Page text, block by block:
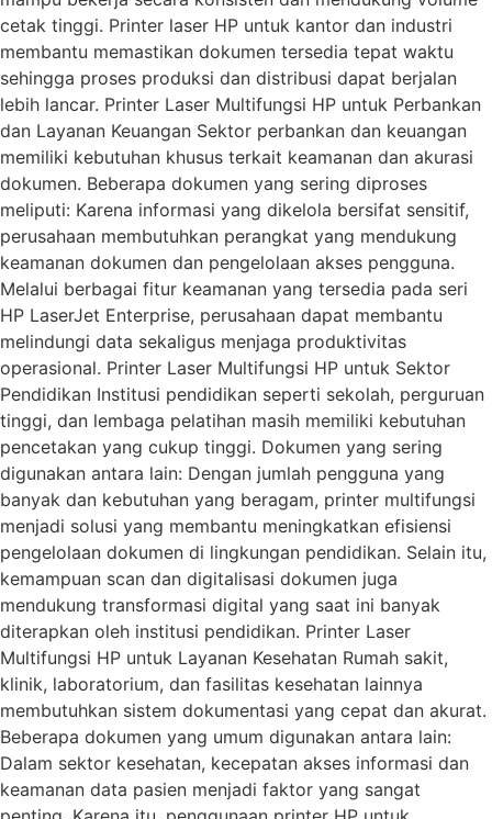
cetak tinggi. Printer laser HP untuk kantor dan industri
membantu memastikan dokumen tersedia tepat waktu
sehingga proses produksi dan distribusi dapat berjalan
lebih lancar. Printer Laser Multifungsi HP untuk Perbankan
dan Layanan Keuangan Sektor perbankan dan keuangan
memiliki kebutuhan khusus terkait keamanan dan akurasi
dokumen. Beberapa dokumen yang sering diproses
meliputi: Karena informasi yang dikelola bersifat sensitif,
perusahaan membutuhkan perangkat yang mendukung
keamanan dokumen dan pengelolaan akses pengguna.
Melalui berbagai fitur keamanan yang tersedia pada seri
HP LaserJet Enterprise, perusahaan dapat membantu
melindungi data sekaligus menjaga produktivitas
operasional. Printer Laser Multifungsi HP untuk Sektor
Pendidikan Institusi pendidikan seperti sekolah, perguruan
tinggi, dan lembaga pelatihan masih memiliki kebutuhan
pencetakan yang cukup tinggi. Dokumen yang sering
digunakan antara lain: Dengan jumlah pengguna yang
banyak dan kebutuhan yang beragam, printer multifungsi
menjadi solusi yang membantu meningkatkan efisiensi
pengelolaan dokumen di lingkungan pendidikan. Selain itu,
kemampuan scan dan digitalisasi dokumen juga
mendukung transformasi digital yang saat ini banyak
diterapkan oleh institusi pendidikan. Printer Laser
Multifungsi HP untuk Layanan Kesehatan Rumah sakit,
klinik, laboratorium, dan fasilitas kesehatan lainnya
membutuhkan sistem dokumentasi yang cepat dan akurat.
Beberapa dokumen yang umum digunakan antara lain:
Dalam sektor kesehatan, kecepatan akses informasi dan
keamanan data pasien menjadi faktor yang sangat